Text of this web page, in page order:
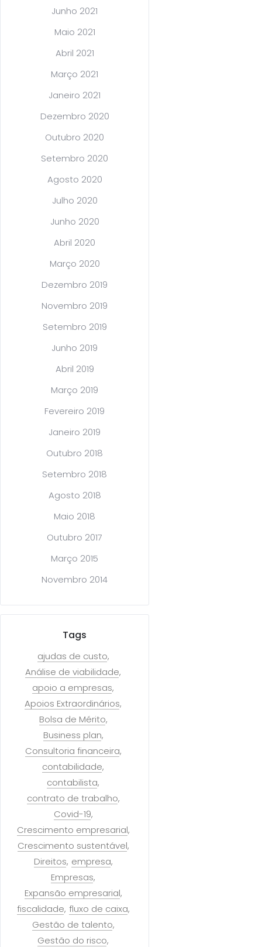
Junho 2021
Maio 2021
Abril 2021
Março 2021
Janeiro 2021
Dezembro 2020
Outubro 2020
Setembro 2020
Agosto 2020
Julho 2020
Junho 2020
Abril 2020
Março 2020
Dezembro 2019
Novembro 2019
Setembro 2019
Junho 2019
Abril 2019
Março 2019
Fevereiro 2019
Janeiro 2019
Outubro 2018
Setembro 2018
Agosto 2018
Maio 2018
Outubro 2017
Março 2015
Novembro 2014
Tags
ajudas de custo
Análise de viabilidade
apoio a empresas
Apoios Extraordinários
Bolsa de Mérito
Business plan
Consultoria financeira
contabilidade
contabilista
contrato de trabalho
Covid-19
Crescimento empresarial
Crescimento sustentável
Direitos empresa
Empresas
Expansão empresarial
fiscalidade fluxo de caixa
Gestão de talento
Gestão do risco